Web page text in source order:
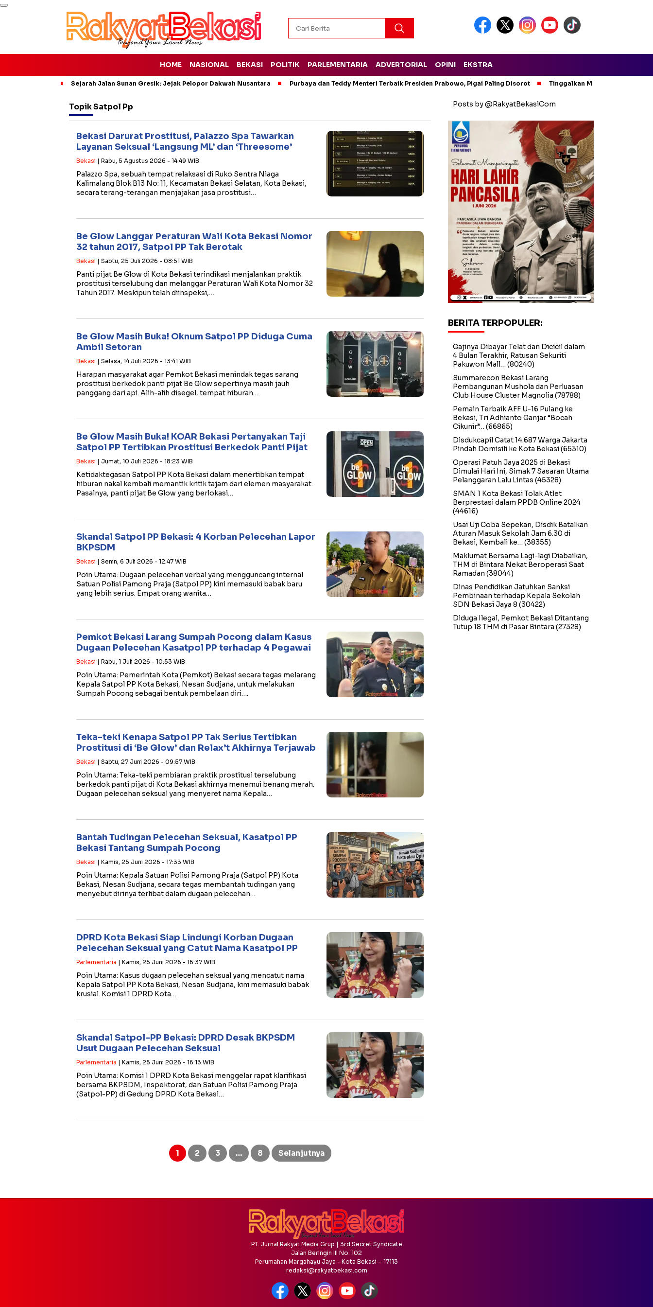
HOME NASIONAL BEKASI POLITIK PARLEMENTARIA ADVERTORIAL OPINI EKSTRA
Sejarah Jalan Sunan Gresik: Jejak Pelopor Dakwah Nusantara Purbaya dan Teddy Menteri Terbaik Presiden Prabowo, Pigai Paling Disorot Tinggalkan Masalah Sinyal,
TopikSatpol Pp
Bekasi Darurat Prostitusi, Palazzo Spa Tawarkan
Layanan Seksual ‘Langsung ML’ dan ‘Threesome’
Bekasi | Rabu, 5 Agustus 2026 - 14:49 WIB
​Palazzo Spa, sebuah tempat relaksasi di Ruko Sentra Niaga
Kalimalang Blok B13 No: 11, Kecamatan Bekasi Selatan, Kota Bekasi,
secara terang-terangan menjajakan jasa prostitusi…
Be Glow Langgar Peraturan Wali Kota Bekasi Nomor
32 tahun 2017, Satpol PP Tak Berotak
Bekasi | Sabtu, 25 Juli 2026 - 08:51 WIB
Panti pijat Be Glow di Kota Bekasi terindikasi menjalankan praktik
prostitusi terselubung dan melanggar Peraturan Wali Kota Nomor 32
Tahun 2017. Meskipun telah diinspeksi,…
Be Glow Masih Buka! Oknum Satpol PP Diduga Cuma
Ambil Setoran
Bekasi | Selasa, 14 Juli 2026 - 13:41 WIB
Harapan masyarakat agar Pemkot Bekasi menindak tegas sarang
prostitusi berkedok panti pijat Be Glow sepertinya masih jauh
panggang dari api. Alih-alih disegel, tempat hiburan…
Be Glow Masih Buka! KOAR Bekasi Pertanyakan Taji
Satpol PP Tertibkan Prostitusi Berkedok Panti Pijat
Bekasi | Jumat, 10 Juli 2026 - 18:23 WIB
Ketidaktegasan Satpol PP Kota Bekasi dalam menertibkan tempat
hiburan nakal kembali memantik kritik tajam dari elemen masyarakat.
Pasalnya, panti pijat Be Glow yang berlokasi…
Skandal Satpol PP Bekasi: 4 Korban Pelecehan Lapor
BKPSDM
Bekasi | Senin, 6 Juli 2026 - 12:47 WIB
​Poin Utama: ​Dugaan pelecehan verbal yang mengguncang internal
Satuan Polisi Pamong Praja (Satpol PP) kini memasuki babak baru
yang lebih serius. Empat orang wanita…
Pemkot Bekasi Larang Sumpah Pocong dalam Kasus
Dugaan Pelecehan Kasatpol PP terhadap 4 Pegawai
Bekasi | Rabu, 1 Juli 2026 - 10:53 WIB
​Poin Utama: ​Pemerintah Kota (Pemkot) Bekasi secara tegas melarang
Kepala Satpol PP Kota Bekasi, Nesan Sudjana, untuk melakukan
Sumpah Pocong sebagai bentuk pembelaan diri….
Teka-teki Kenapa Satpol PP Tak Serius Tertibkan
Prostitusi di ‘Be Glow’ dan Relax’t Akhirnya Terjawab
Bekasi | Sabtu, 27 Juni 2026 - 09:57 WIB
​Poin Utama: ​Teka-teki pembiaran praktik prostitusi terselubung
berkedok panti pijat di Kota Bekasi akhirnya menemui benang merah.
Dugaan pelecehan seksual yang menyeret nama Kepala…
Bantah Tudingan Pelecehan Seksual, Kasatpol PP
Bekasi Tantang Sumpah Pocong
Bekasi | Kamis, 25 Juni 2026 - 17:33 WIB
​Poin Utama: ​Kepala Satuan Polisi Pamong Praja (Satpol PP) Kota
Bekasi, Nesan Sudjana, secara tegas membantah tudingan yang
menyebut dirinya terlibat dalam dugaan pelecehan…
DPRD Kota Bekasi Siap Lindungi Korban Dugaan
Pelecehan Seksual yang Catut Nama Kasatpol PP
Parlementaria | Kamis, 25 Juni 2026 - 16:37 WIB
​Poin Utama: ​Kasus dugaan pelecehan seksual yang mencatut nama
Kepala Satpol PP Kota Bekasi, Nesan Sudjana, kini memasuki babak
krusial. Komisi 1 DPRD Kota…
Skandal Satpol-PP Bekasi: DPRD Desak BKPSDM
Usut Dugaan Pelecehan Seksual
Parlementaria | Kamis, 25 Juni 2026 - 16:13 WIB
​Poin Utama: ​Komisi 1 DPRD Kota Bekasi menggelar rapat klarifikasi
bersama BKPSDM, Inspektorat, dan Satuan Polisi Pamong Praja
(Satpol-PP) di Gedung DPRD Kota Bekasi…
1 2 3 … 8 Selanjutnya
Posts by @RakyatBekasiCom
BERITA TERPOPULER:
Gajinya Dibayar Telat dan Dicicil dalam
4 Bulan Terakhir, Ratusan Sekuriti
Pakuwon Mall… (80240)
Summarecon Bekasi Larang
Pembangunan Mushola dan Perluasan
Club House Cluster Magnolia (78788)
Pemain Terbaik AFF U-16 Pulang ke
Bekasi, Tri Adhianto Ganjar “Bocah
Cikunir”… (66865)
Disdukcapil Catat 14.687 Warga Jakarta
Pindah Domisili ke Kota Bekasi(65310)
Operasi Patuh Jaya 2025 di Bekasi
Dimulai Hari Ini, Simak 7 Sasaran Utama
Pelanggaran Lalu Lintas (45328)
SMAN 1 Kota Bekasi Tolak Atlet
Berprestasi dalam PPDB Online 2024
(44616)
Usai Uji Coba Sepekan, Disdik Batalkan
Aturan Masuk Sekolah Jam 6.30 di
Bekasi, Kembali ke… (38355)
Maklumat Bersama Lagi-lagi Diabaikan,
THM di Bintara Nekat Beroperasi Saat
Ramadan (38044)
Dinas Pendidikan Jatuhkan Sanksi
Pembinaan terhadap Kepala Sekolah
SDN Bekasi Jaya 8 (30422)
Diduga Ilegal, Pemkot Bekasi Ditantang
Tutup 18 THM di Pasar Bintara (27328)
PT. Jurnal Rakyat Media Grup | 3rd Secret Syndicate
Jalan Beringin III No. 102
Perumahan Margahayu Jaya - Kota Bekasi – 17113
redaksi@rakyatbekasi.com